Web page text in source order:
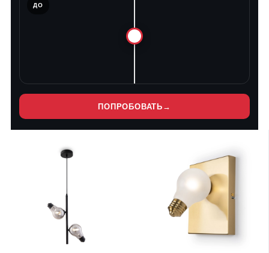
ДО
ПОПРОБОВАТЬ →